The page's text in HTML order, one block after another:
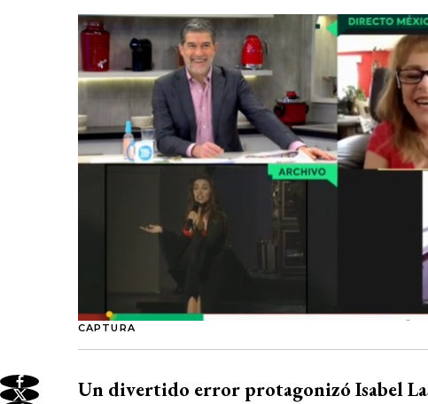
CAPTURA
Un divertido error protagonizó Isabel